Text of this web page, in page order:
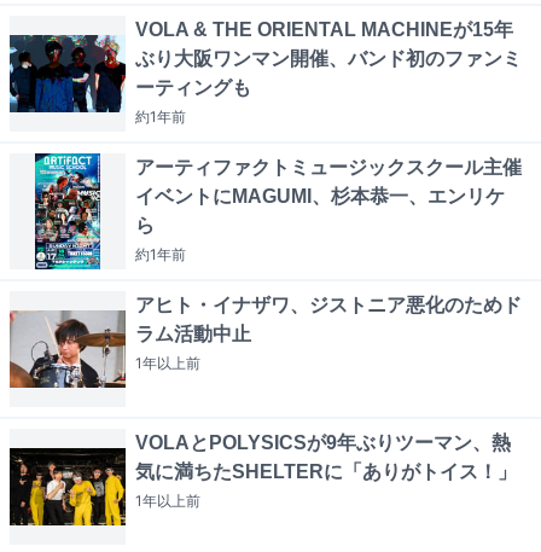
VOLA & THE ORIENTAL MACHINEが15年
ぶり大阪ワンマン開催、バンド初のファンミ
ーティングも
約1年前
アーティファクトミュージックスクール主催
イベントにMAGUMI、杉本恭一、エンリケ
ら
約1年前
アヒト・イナザワ、ジストニア悪化のためド
ラム活動中止
1年以上前
VOLAとPOLYSICSが9年ぶりツーマン、熱
気に満ちたSHELTERに「ありがトイス！」
1年以上前